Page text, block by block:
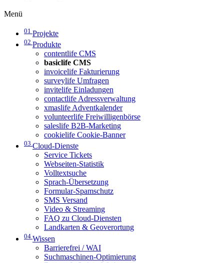
Menü
01 Projekte
02 Produkte
contentlife CMS
basiclife CMS
invoicelife Fakturierung
surveylife Umfragen
invitelife Einladungen
contactlife Adressverwaltung
xmaslife Adventkalender
volunteerlife Freiwilligenbörse
saleslife B2B-Marketing
cookielife Cookie-Banner
03 Cloud-Dienste
Service Tickets
Webseiten-Statistik
Volltextsuche
Sprach-Übersetzung
Formular-Spamschutz
SMS Versand
Video & Streaming
FAQ zu Cloud-Diensten
Landkarten & Geoverortung
04 Wissen
Barrierefrei / WAI
Suchmaschinen-Optimierung